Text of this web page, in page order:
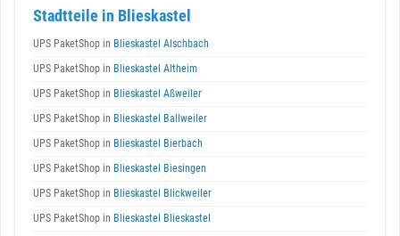
Stadtteile in Blieskastel
UPS PaketShop in Blieskastel Alschbach
UPS PaketShop in Blieskastel Altheim
UPS PaketShop in Blieskastel Aßweiler
UPS PaketShop in Blieskastel Ballweiler
UPS PaketShop in Blieskastel Bierbach
UPS PaketShop in Blieskastel Biesingen
UPS PaketShop in Blieskastel Blickweiler
UPS PaketShop in Blieskastel Blieskastel